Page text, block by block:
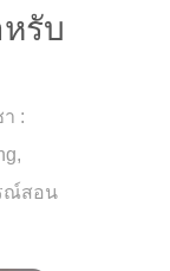
รับ
:
ณ์สอน